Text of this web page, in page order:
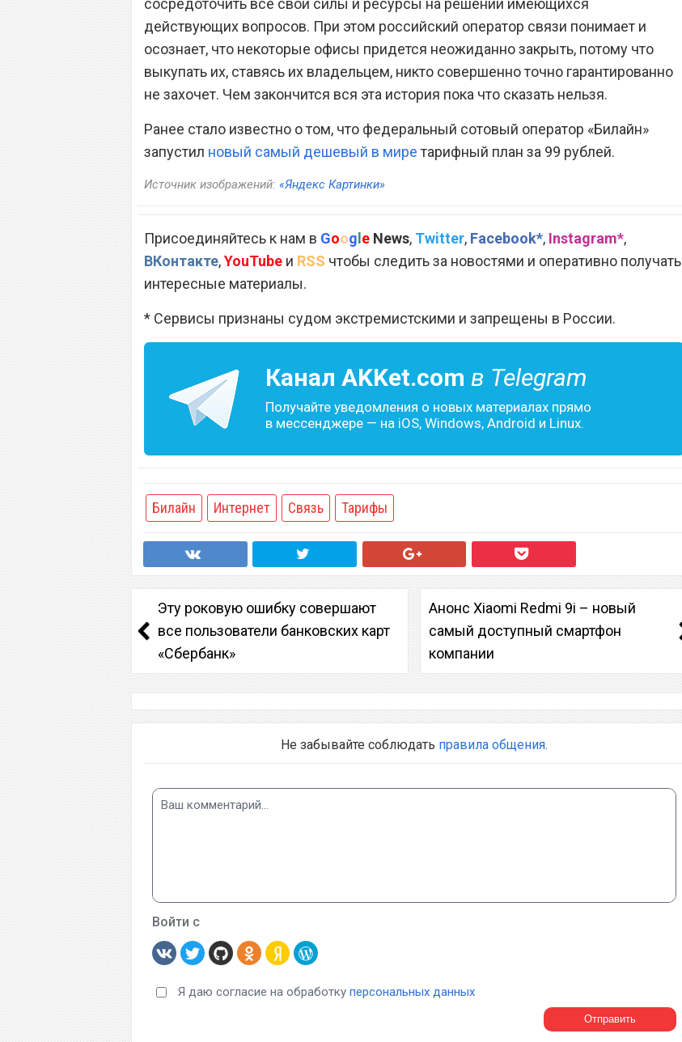
действующих вопросов. При этом российский оператор связи понимает и
осознает, что некоторые офисы придется неожиданно закрыть, потому что
выкупать их, ставясь их владельцем, никто совершенно точно гарантированно
не захочет. Чем закончится вся эта история пока что сказать нельзя.
Ранее стало известно о том, что федеральный сотовый оператор «Билайн»
запустил новый самый дешевый в миретарифный план за 99 рублей.
Источник изображений: «Яндекс Картинки»
Присоединяйтесь к нам в Google News, Twitter, Facebook*, Instagram*,
ВКонтакте,YouTube и RSS чтобы следить за новостями и оперативно получать
интересные материалы.
* Сервисы признаны судом экстремистскими и запрещены в России.
Канал AKKet.com в Telegram
Получайте уведомления о новых материалах прямо
в мессенджере — на iOS, Windows, Android и Linux.
Билайн Интернет Связь Тарифы
Эту роковую ошибку совершают
все пользователи банковских карт
«Сбербанк»
Анонс Xiaomi Redmi 9i – новый
самый доступный смартфон
компании
Не забывайте соблюдать правила общения.
Войти с
Я даю согласие на обработку персональных данных